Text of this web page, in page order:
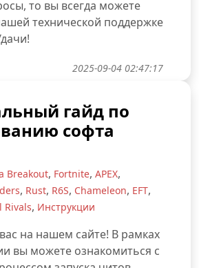
то вы всегда можете
технической поддержке
2025-09-04 02:47:17
гайд по
софта
Breakout, Fortnite, APEX,
, Rust, R6S, Chameleon, EFT,
Rivals, Инструкции
на нашем сайте! В рамках
вы можете ознакомиться с